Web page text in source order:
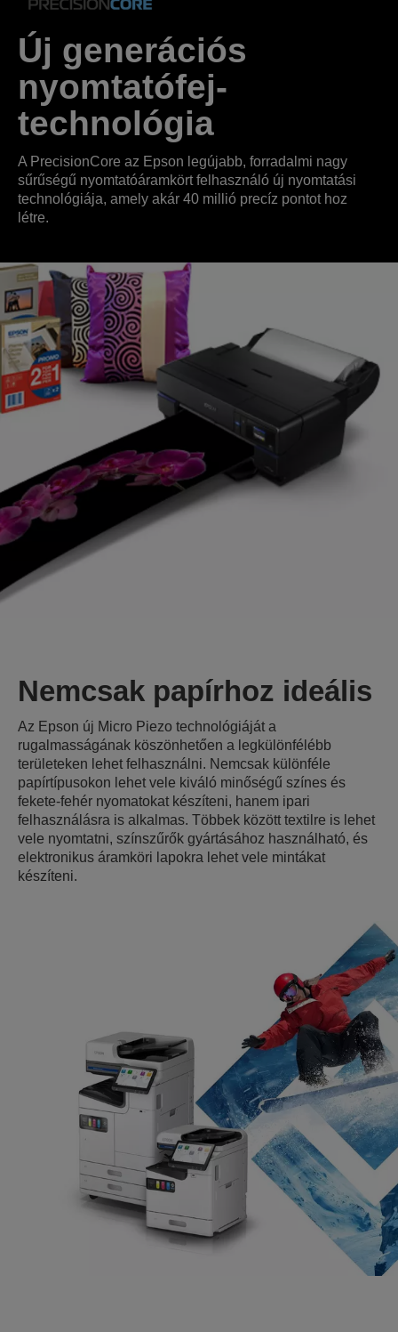
Új generációs
nyomtatófej-
technológia
A PrecisionCore az Epson legújabb, forradalmi nagy
sűrűségű nyomtatóáramkört felhasználó új nyomtatási
technológiája, amely akár 40 millió precíz pontot hoz
létre.
Nemcsak papírhoz ideális
Az Epson új Micro Piezo technológiáját a
rugalmasságának köszönhetően a legkülönfélébb
területeken lehet felhasználni. Nemcsak különféle
papírtípusokon lehet vele kiváló minőségű színes és
fekete-fehér nyomatokat készíteni, hanem ipari
felhasználásra is alkalmas. Többek között textilre is lehet
vele nyomtatni, színszűrők gyártásához használható, és
elektronikus áramköri lapokra lehet vele mintákat
készíteni.